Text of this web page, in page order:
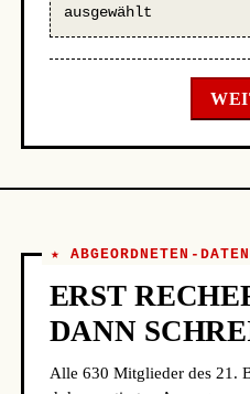
ausgewählt
★ ABGEORDNETEN-
ERST
DANN
Alle 630 Mitglieder des 21.